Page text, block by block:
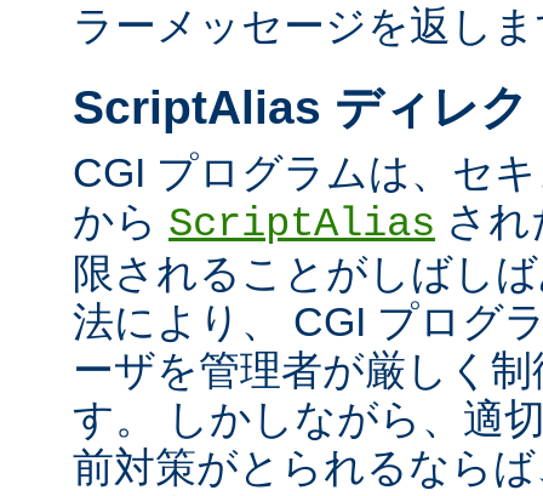
ラーメッセージを返し
ScriptAlias ディレク
CGI プログラムは、セ
から ScriptAlias さ
限されることがしばし
法により、 CGI プログ
ーザを管理者が厳しく
す。 しかしながら、適
前対策がとられるなら